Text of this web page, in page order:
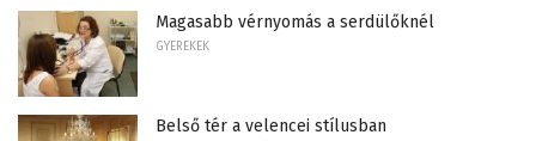
Magasabb vérnyomás a serdülőknél
GYEREKEK
Belső tér a velencei stílusban